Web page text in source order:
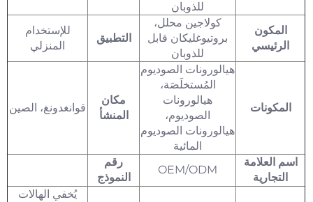
للذوبان
المكون
الرئيسي
كولاجين محلل،
بروتيوغليكان قابل
للذوبان
التطبيق
للإستخدام
المنزلي
المكونات
هيالورونات الصوديوم
المُستخلَصَة،
هيالورونات
الصوديوم،
هيالورونات الصوديوم
المائية
مكان
المنشأ
قوانغدونغ، الصين
اسم العلامة
التجارية
OEM/ODM
رقم
النموذج
يُخفي الهالات